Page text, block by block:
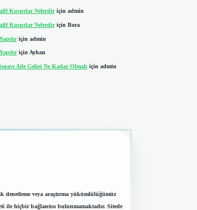
Kusurlar Nelerdiriçin admin
Kusurlar Nelerdiriçin Bora
için admin
için Ayhan
Aile Geliri Ne Kadar Olmalıiçin admin
denetleme veya araştırma yükümlülüğümüz
ile hiçbir bağlantısı bulunmamaktadır. Sitede